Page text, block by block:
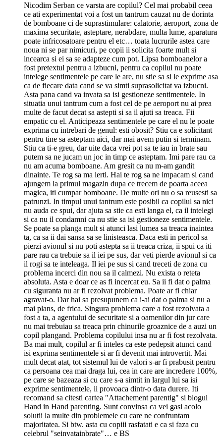
Nicodim Serban ce varsta are copilul? Cel mai probabil ceea
ce ati experimentat voi a fost un tantrum cauzat nu de dorinta
de bomboane ci de suprastimulare: calatorie, aeroport, zona de
maxima securitate, asteptare, nerabdare, multa lume, aparatura
poate infricosatoare pentru el etc… toata lucrurile astea care
noua ni se par nimicuri, pe copii ii solicita foarte mult si
incearca si ei sa se adapteze cum pot. Lipsa bomboanelor a
fost pretextul pentru a izbucni, pentru ca copilul nu poate
intelege sentimentele pe care le are, nu stie sa si le exprime asa
ca de fiecare data cand se va simti suprasolicitat va izbucni.
Asta pana cand va invata sa isi gestioneze sentimentele. In
situatia unui tantrum cum a fost cel de pe aeroport nu ai prea
multe de facut decat sa astepti si sa il ajuti sa treaca. Fii
empatic cu el. Anticipeaza sentimentele pe care el nu le poate
exprima cu intrebari de genul: esti obosit? Stiu ca e solicitant
pentru tine sa asteptam aici, dar mai avem putin si terminam.
Stiu ca ti-e greu, dar uite daca vrei pot sa te iau in brate sau
putem sa ne jucam un joc in timp ce asteptam. Imi pare rau ca
nu am acuma bomboane. Am gresit ca nu m-am gandit
dinainte. Te rog sa ma ierti. Hai te rog sa ne impacam si cand
ajungem la primul magazin dupa ce trecem de poarta aceea
magica, iti cumpar bomboane. De multe ori nu o sa reusesti sa
patrunzi. In timpul unui tantrum este posibil ca copilul sa nici
nu auda ce spui, dar ajuta sa stie ca esti langa el, ca il intelegi
si ca nu il condamni ca nu stie sa isi gestioneze sentimentele.
Se poate sa planga mult si atunci lasi lumea sa treaca inaintea
ta, ca sa ii dai sansa sa se linisteasca. Daca esti in pericol sa
pierzi avionul si nu poti astepta sa ii treaca criza, ii spui ca iti
pare rau ca trebuie sa il iei pe sus, dar veti pierde avionul si ca
il rogi sa te inteleaga. Il iei pe sus si cand treceti de zona cu
problema incerci din nou sa il calmezi. Nu exista o reteta
absoluta. Asta e doar ce as fi incercat eu. Sa ii fi dat o palma
cu siguranta nu ar fi rezolvat problema. Poate ar fi chiar
agravat-o. Dar hai sa presupunem ca i-ai dat o palma si nu a
mai plans, de frica. Singura problema care a fost rezolvata a
fost a ta, a agentului de securitate si a oamenilor din jur care
nu mai trebuiau sa treaca prin chinurile groaznice de a auzi un
copil plangand. Problema copilului insa nu ar fi fost rezolvata.
Ba mai mult, copilul ar fi inteles ca este pedepsit atunci cand
isi exprima sentimentele si ar fi devenit mai introvertit. Mai
mult decat atat, tot sistemul lui de valori s-ar fi prabusit pentru
ca persoana cea mai draga lui, cea in care are incredere 100%,
pe care se bazeaza si cu care s-a simtit in largul lui sa isi
exprime sentimentele, ii provoaca dintr-o data durere. Iti
recomand sa citesti cartea "Attachement parentig" si blogul
Hand in Hand parenting. Sunt convinsa ca vei gasi acolo
solutii la multe din problemele cu care ne confruntam
majoritatea. Si btw. asta cu copiii rasfatati e ca si faza cu
celebrul "seinvatainbrate"… e BS